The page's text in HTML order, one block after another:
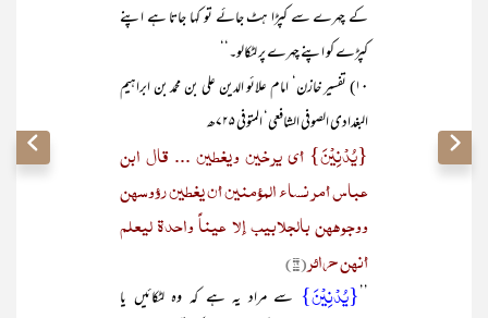
کے چہرے سے کپڑا ہٹ جائے تو کہا جاتا ہے اپنے
کپڑے کو اپنے چہرے پر لٹکالو۔‘‘
۱۰) تفسیر خازن‘ امام علائو الدین علی بن محمد بن ابراہیم
البغدادی الصوفی الشافعی‘ المتوفی ۷۲۵ھ
{یُدْنِیْنَ} أی یرخین ویغطین ... قال ابن
عباس أمر نساء المؤمنین أن یغطین رؤوسھن
ووجوھھن بالجلابیب إلا عیناً واحدۃ لیعلم
أنھن حرائر(۱۹)
{یُدْنِیْنَ} سے مراد یہ ہے کہ وہ لٹکائیں یا